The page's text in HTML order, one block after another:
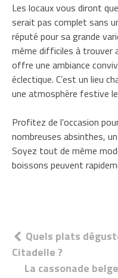
Les locaux vous diront
serait pas complet sans
réputé pour sa grande
même difficiles à trouver
offre une ambiance
éclectique. C’est un lieu
une atmosphère festive
Profitez de l’occasion
nombreuses absinthes,
Soyez tout de même
boissons peuvent
Navigation
de
Quels plats
Citadelle ?
La cassonade